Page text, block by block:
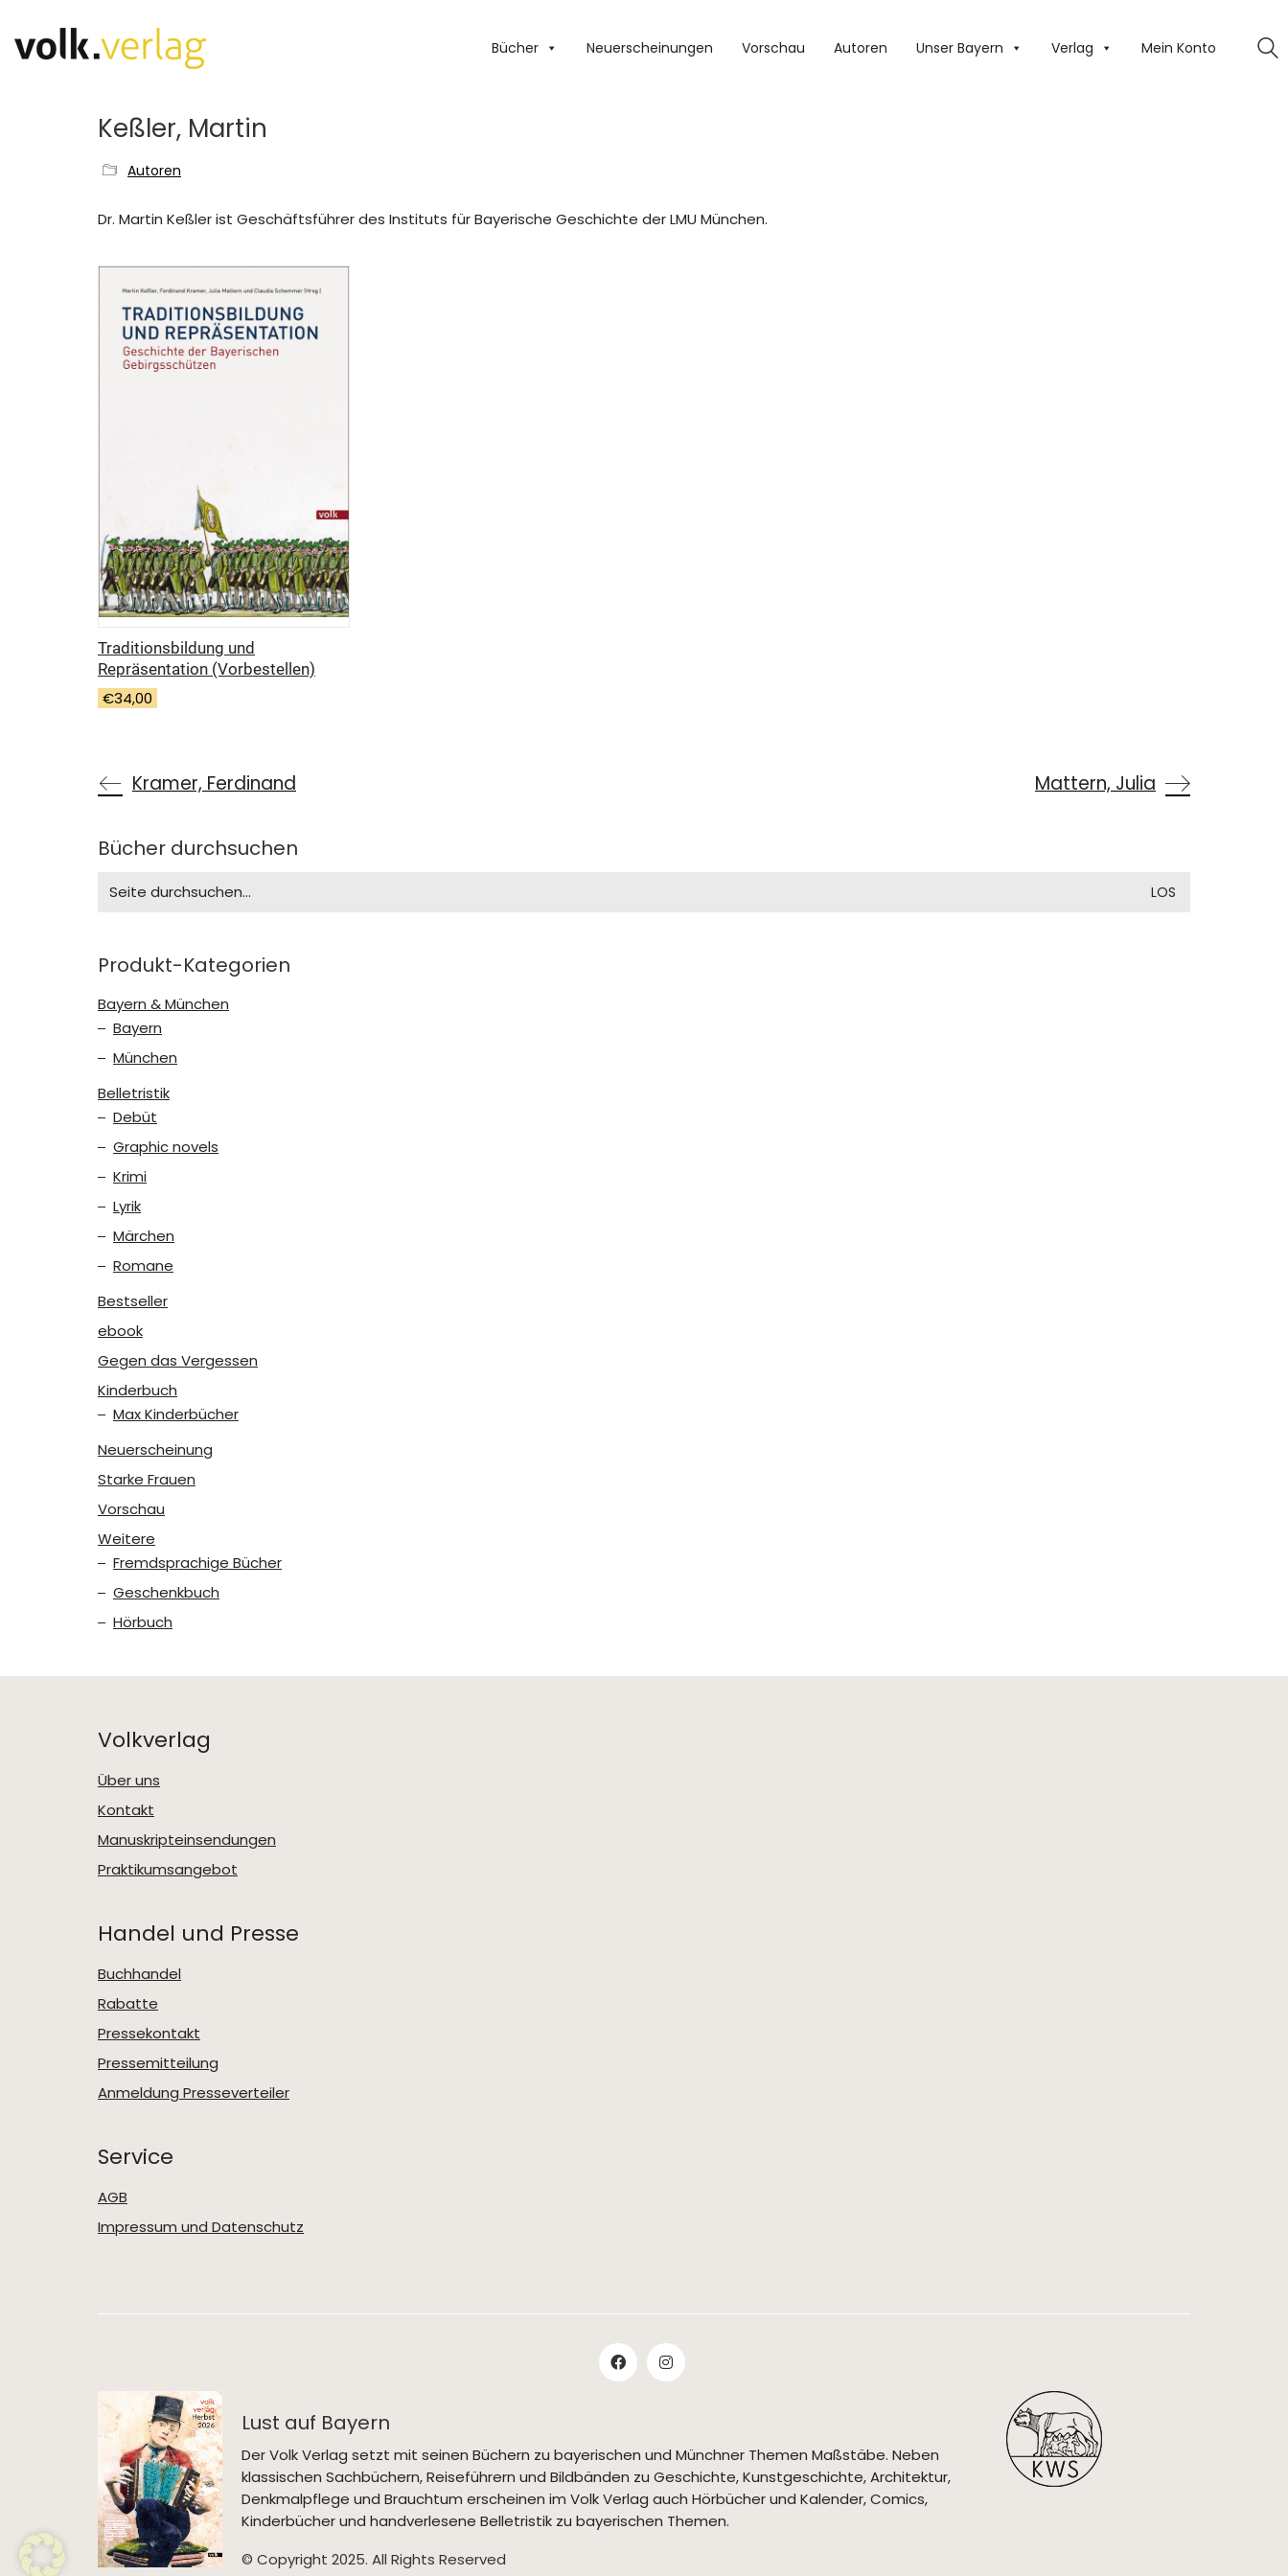
Bücher Neuerscheinungen Vorschau Autoren Unser Bayern Verlag Mein Konto
Keßler, Martin
Autoren
Dr. Martin Keßler ist Geschäftsführer des Instituts für Bayerische Geschichte der LMU München.
Traditionsbildung und
Repräsentation (Vorbestellen)
€34,00
Kramer, Ferdinand Mattern, Julia
Bücher durchsuchen
for:
Produkt-Kategorien
Bayern & München
Bayern
München
Belletristik
Debüt
Graphic novels
Krimi
Lyrik
Märchen
Romane
Bestseller
ebook
Gegen das Vergessen
Kinderbuch
Max Kinderbücher
Neuerscheinung
Starke Frauen
Vorschau
Weitere
Fremdsprachige Bücher
Geschenkbuch
Hörbuch
Volkverlag
Über uns
Kontakt
Manuskripteinsendungen
Praktikumsangebot
Handel und Presse
Buchhandel
Rabatte
Pressekontakt
Pressemitteilung
Anmeldung Presseverteiler
Service
AGB
Impressum und Datenschutz
Lust auf Bayern
Der Volk Verlag setzt mit seinen Büchern zu bayerischen und Münchner Themen Maßstäbe. Neben
klassischen Sachbüchern, Reiseführern und Bildbänden zu Geschichte, Kunstgeschichte, Architektur,
Denkmalpflege und Brauchtum erscheinen im Volk Verlag auch Hörbücher und Kalender, Comics,
Kinderbücher und handverlesene Belletristik zu bayerischen Themen.
© Copyright 2025. All Rights Reserved